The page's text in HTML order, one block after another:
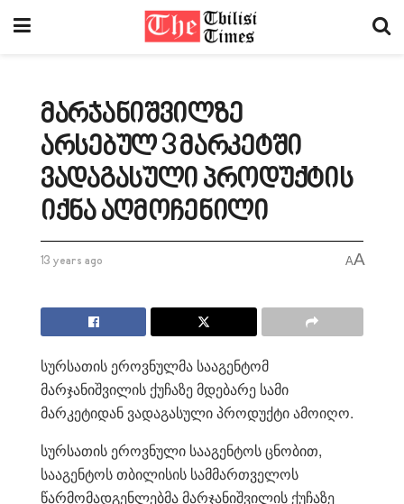
მარჯანიშვილზე
არსებულ 3 მარკეტში
ვადაგასული პროდუქტის
იქნა აღმოჩენილი
13 years ago AA
სურსათის ეროვნულმა სააგენტომ
მარჯანიშვილის ქუჩაზე მდებარე სამი
მარკეტიდან ვადაგასული პროდუქტი ამოიღო.
სურსათის ეროვნული სააგენტოს ცნობით,
სააგენტოს თბილისის სამმართველოს
წარმომადგენლებმა მარჯანიშვილის ქუჩაზე